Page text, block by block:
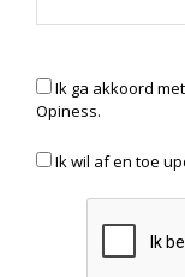
Ik ga akkoord
Opiness.
Ik wil af en toe